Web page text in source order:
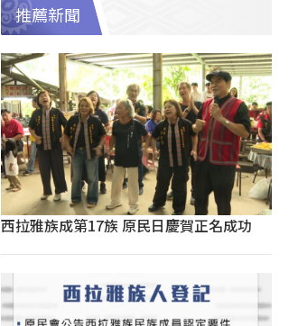
推薦新聞
西拉雅族成第17族 原民日慶賀正名成功